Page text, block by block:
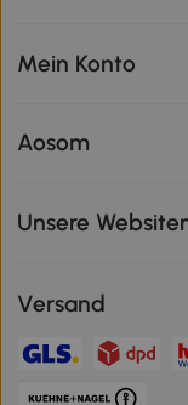
Mein Konto
Aosom
Unsere
Versand